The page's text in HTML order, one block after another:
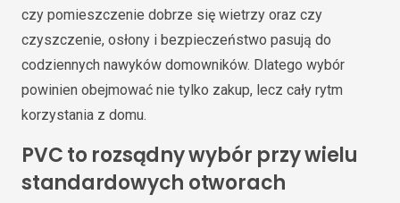
czy pomieszczenie dobrze się wietrzy oraz czy
czyszczenie, osłony i bezpieczeństwo pasują do
codziennych nawyków domowników. Dlatego wybór
powinien obejmować nie tylko zakup, lecz cały rytm
korzystania z domu.
PVC to rozsądny wybór przy wielu
standardowych otworach